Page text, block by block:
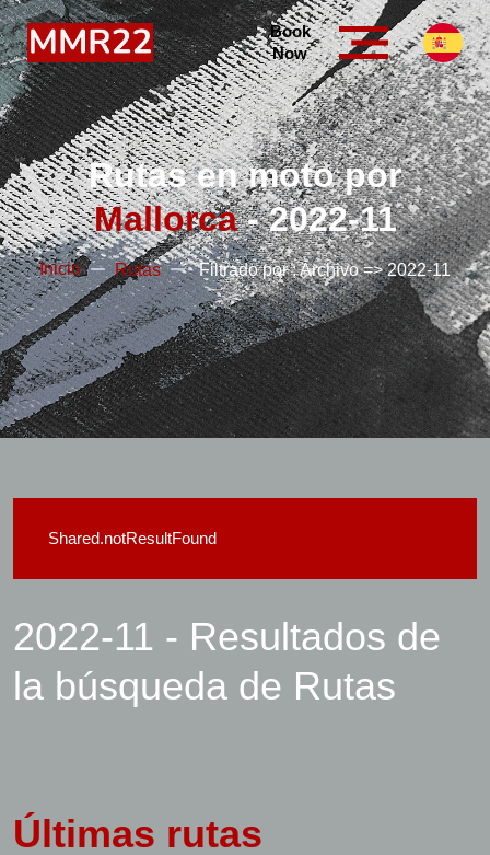
Book
Now
Rutas en moto por
Mallorca- 2022-11
Inicio Rutas Filtrado por : Archivo => 2022-11
Shared.notResultFound
2022-11 - Resultados de
la búsqueda de Rutas
Últimas rutas